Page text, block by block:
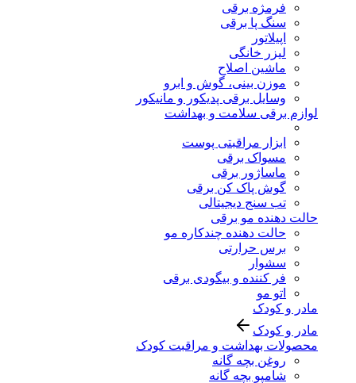
فرمژه برقی
سنگ پا برقی
اپیلاتور
لیزر خانگی
ماشین اصلاح
موزن بینی، گوش و ابرو
وسایل برقی پدیکور و مانیکور
لوازم برقی سلامت و بهداشت
ابزار مراقبتی پوست
مسواک برقی
ماساژور برقی
گوش پاک کن برقی
تب سنج دیجیتالی
حالت دهنده مو برقی
حالت دهنده چندکاره مو
برس حرارتی
سشوار
فر کننده و بیگودی برقی
اتو مو
مادر و کودک
مادر و کودک
محصولات بهداشت و مراقبت کودک
روغن بچه گانه
شامپو بچه گانه